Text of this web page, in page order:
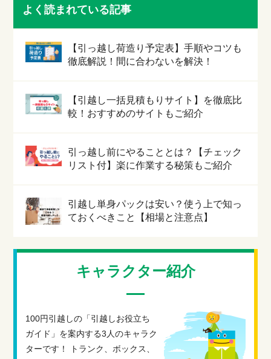
よく読まれている記事
【引っ越し荷造り予定表】手順やコツも
徹底解説！間に合わないを解決！
【引越し一括見積もりサイト】を徹底比
較！おすすめのサイトもご紹介
引っ越し前にやることとは？【チェック
リスト付】楽に作業する秘策もご紹介
引越し単身パックは安い？使う上で知っ
ておくべきこと【相場と注意点】
キャラクター紹介
100円引越しの「引越しお役立ち
ガイド」を案内する3人のキャラク
ターです！ トランク、ボックス、